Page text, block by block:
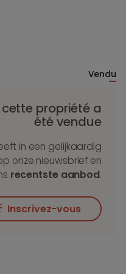
Vendu
propriété a
été vendue
in een gelijkaardig
onze nieuwsbrief en
recentste aanbod.
Inscrivez-vous